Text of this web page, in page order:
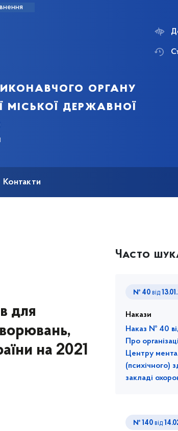
органу
міської державної
Контакти
для
на 2021
Часто
№ 40 від
Накази
Наказ № 40
Про
Центру
(психічного)
закладі
№ 140 від